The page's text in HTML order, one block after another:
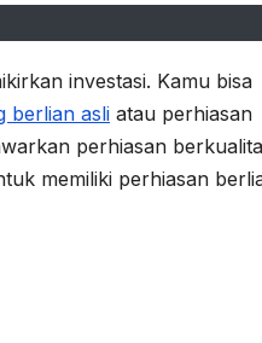
investasi. Kamu bisa
berlian asli atau perhiasan
perhiasan
memiliki perhiasan